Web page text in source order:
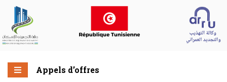
Appels d’offres